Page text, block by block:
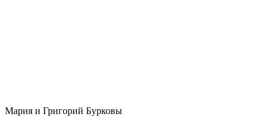
Мария и Григорий Бурковы